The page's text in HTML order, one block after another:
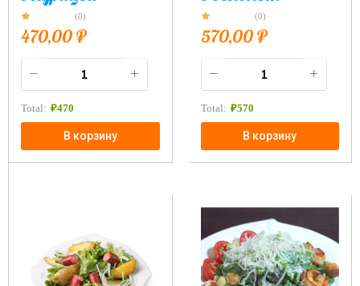
(0)
470,00₽
Total: ₽470
В корзину
(0)
570,00₽
Total: ₽570
В корзину